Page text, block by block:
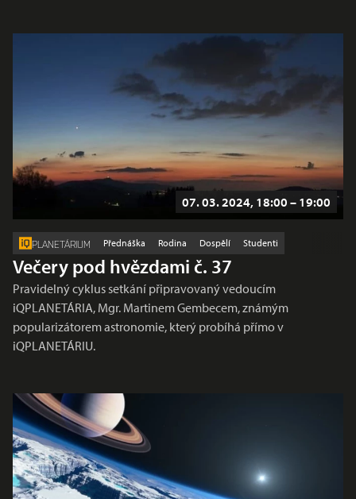
07. 03. 2024, 18:00 – 19:00
PLANETÁRIUM Přednáška Rodina Dospělí Studenti
Večery pod hvězdami č. 37
Pravidelný cyklus setkání připravovaný vedoucím
iQPLANETÁRIA, Mgr. Martinem Gembecem, známým
popularizátorem astronomie, který probíhá přímo v
iQPLANETÁRIU.